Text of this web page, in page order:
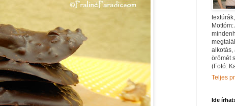
alkotás,
örömét
(Fotó:
Teljes
Ide